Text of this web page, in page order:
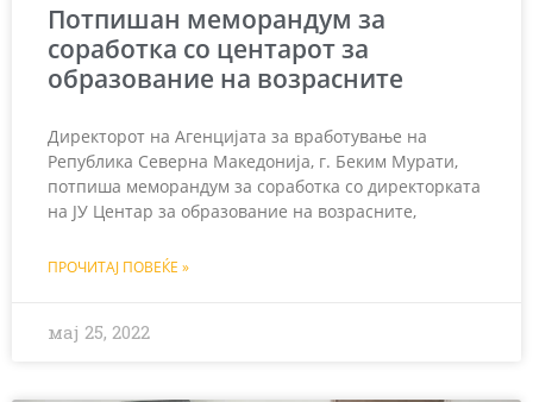
Потпишан меморандум за
соработка со центарот за
образование на возрасните
Директорот на Агенцијата за вработување на
Република Северна Македонија, г. Беким Мурати,
потпиша меморандум за соработка со директорката
на ЈУ Центар за образование на возрасните,
ПРОЧИТАЈ ПОВЕЌЕ »
мај 25, 2022